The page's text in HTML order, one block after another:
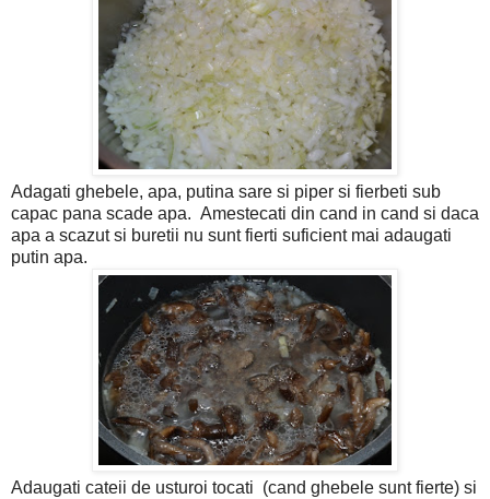
Adagati ghebele, apa, putina sare si piper si fierbeti sub
capac pana scade apa. Amestecati din cand in cand si daca
apa a scazut si buretii nu sunt fierti suficient mai adaugati
putin apa.
Adaugati cateii de usturoi tocati (cand ghebele sunt fierte) si